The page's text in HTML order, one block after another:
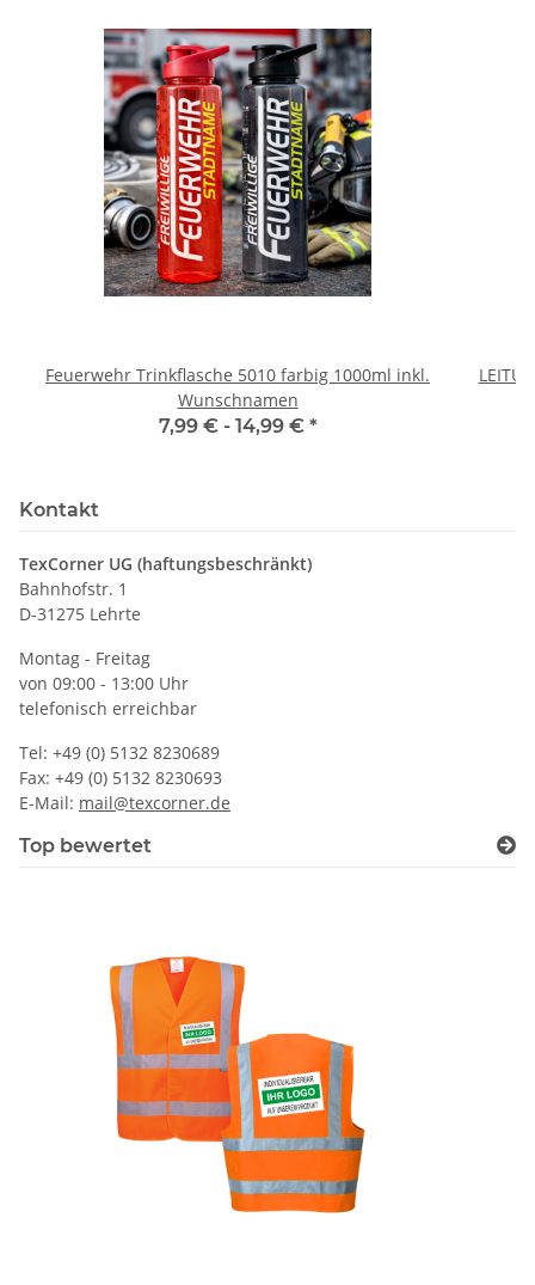
Feuerwehr Trinkflasche 5010 farbig 1000ml inkl.
Wunschnamen
7,99 € - 14,99 € *
Kontakt
TexCorner UG (haftungsbeschränkt)
Bahnhofstr. 1
D-31275 Lehrte
Montag - Freitag
von 09:00 - 13:00 Uhr
telefonisch erreichbar
Tel: +49 (0) 5132 8230689
Fax: +49 (0) 5132 8230693
E-Mail: mail@texcorner.de
Top bewertet